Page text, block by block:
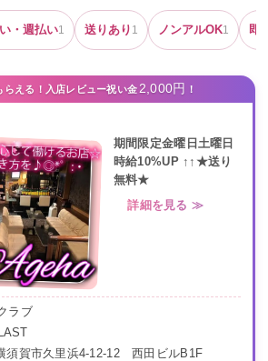
・週払い1 送りあり 1 ノンアルOK1 即
らえる！入店レビュー祝い金2,000円 ！
期間限定金曜日土曜日
時給10%UP ↑↑★送り
無料★
詳細を見る ≫
ラブ
須賀市久里浜4-12-12 西田ビルB1F